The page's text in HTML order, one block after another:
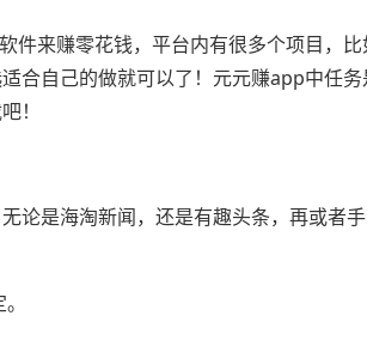
件来赚零花钱，平台内有很多个项目，
合自己的做就可以了！元元赚app中任
！
论是海淘新闻，还是有趣头条，再或者